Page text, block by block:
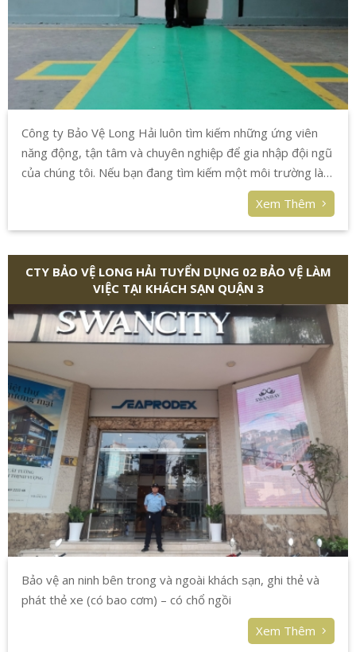
Công ty Bảo Vệ Long Hải luôn tìm kiếm những ứng viên
năng động, tận tâm và chuyên nghiệp để gia nhập đội ngũ
của chúng tôi. Nếu bạn đang tìm kiếm một môi trường làm
việc ổn định, có cơ hội thăng tiến và được đào tạo bài bản,
Xem Thêm
CTY BẢO VỆ LONG HẢI TUYỂN DỤNG 02 BẢO VỆ LÀM
VIỆC TẠI KHÁCH SẠN QUẬN 3
Bảo vệ an ninh bên trong và ngoài khách sạn, ghi thẻ và
phát thẻ xe (có bao cơm) – có chổ ngồi
Xem Thêm